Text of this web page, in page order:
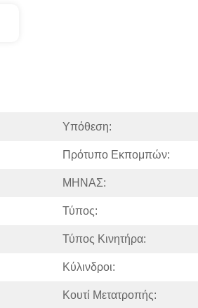
Υπόθεση:
Πρότυπο Εκπομπών:
ΜΗΝΑΣ:
Τύπος:
Τύπος Κινητήρα:
Κύλινδροι:
Κουτί Μετατροπής: